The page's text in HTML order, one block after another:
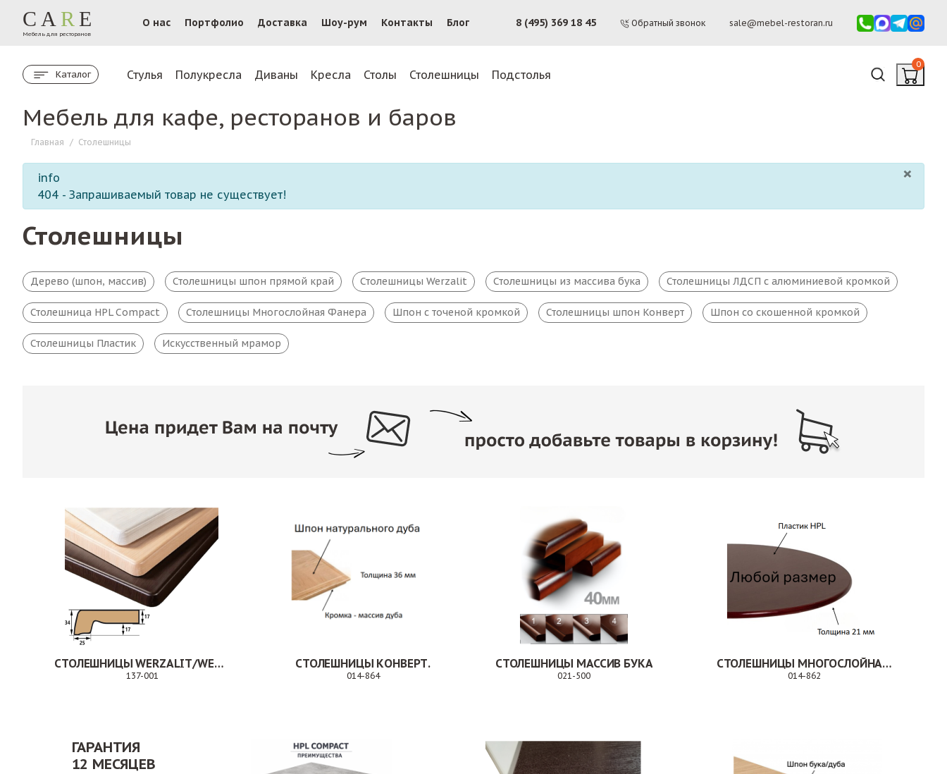
CA R E
Мебель для ресторанов
О нас Портфолио Доставка Шоу-рум Контакты Блог 8 (495) 369 18 45 Обратный звонок sale@mebel-restoran.ru
Каталог Стулья Полукресла Диваны Кресла Столы Столешницы Подстолья
0
Мебель для кафе, ресторанов и баров
Главная / Столешницы
×
info
404 - Запрашиваемый товар не существует!
Столешницы
Дерево (шпон, массив) Столешницы шпон прямой край Столешницы Werzalit Столешницы из массива бука Столешницы ЛДСП с алюминиевой кромкой
Столешница HPL Compact Столешницы Многослойная Фанера Шпон с точеной кромкой Столешницы шпон Конверт Шпон со скошенной кромкой
Столешницы Пластик Искусственный мрамор
СТОЛЕШНИЦЫ WERZALIT/WERMODIN
137-001
СТОЛЕШНИЦЫ КОНВЕРТ.
014-864
СТОЛЕШНИЦЫ МАССИВ БУКА
021-500
СТОЛЕШНИЦЫ МНОГОСЛОЙНАЯ ФАНЕРА ПОКРЫТИЕ ПЛАСТИК
014-862
ГАРАНТИЯ
12 МЕСЯЦЕВ